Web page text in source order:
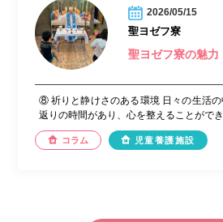
2026/05/15
聖ヨゼフ寮
聖ヨゼフ寮の魅力
⑧ 祈りと静けさのある環境 日々の生活の
返りの時間があり、心を整えることがで
コラム 児童養護施設